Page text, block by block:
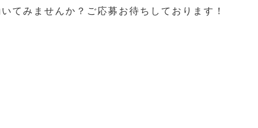
てみませんか？ご応募お待ちしております！